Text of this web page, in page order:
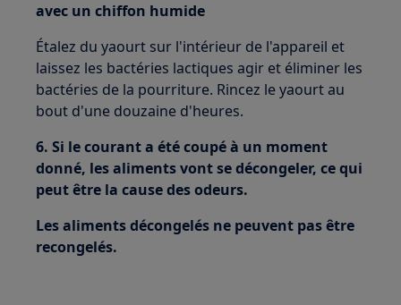
avec un chiffon humide
Étalez du yaourt sur l'intérieur de l'appareil et
laissez les bactéries lactiques agir et éliminer les
bactéries de la pourriture. Rincez le yaourt au
bout d'une douzaine d'heures.
6. Si le courant a été coupé à un moment
donné, les aliments vont se décongeler, ce qui
peut être la cause des odeurs.
Les aliments décongelés ne peuvent pas être
recongelés.